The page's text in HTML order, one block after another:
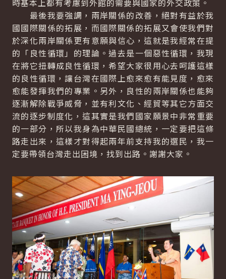
時基本上都有考慮到外館的需要與國家的外交政策。
最後我要強調，兩岸關係的改善，絕對有益於我
國國際關係的拓展，而國際關係的拓展又會使我們對
於深化兩岸關係更有意願與信心，這就是我經常在提
的「良性循環」的理論。過去是一個惡性循環，我現
在將它扭轉成良性循環，希望大家很用心去呵護這樣
的良性循環，讓台灣在國際上愈來愈有能見度，愈來
愈能發揮我們的專業。另外，良性的兩岸關係也能夠
逐漸解除戰爭威脅，並有利文化、經貿等其它方面交
流的逐步制度化，這其實是我們國家願景中非常重要
的一部分，所以我身為中華民國總統，一定要把這條
路走出來，這樣才對得起兩年前支持我的選民，我一
定要帶領台灣走出困境，找到出路。謝謝大家。